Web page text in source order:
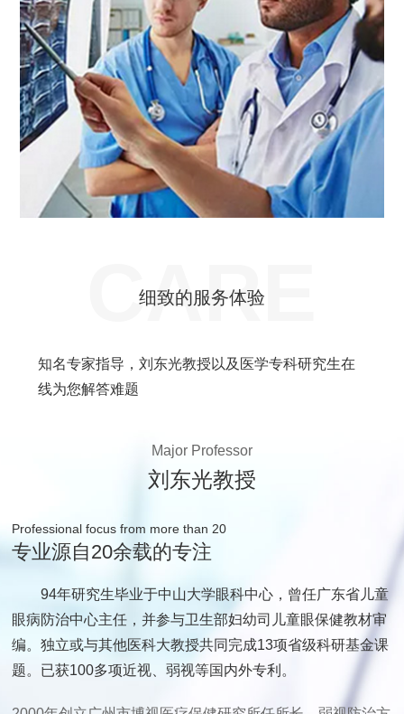
CARE
细致的服务体验
知名专家指导，刘东光教授以及医学专科研究生在
线为您解答难题
Major Professor
刘东光教授
Professional focus from more than 20
专业源自20余载的专注
94年研究生毕业于中山大学眼科中心，曾任广东省儿童
眼病防治中心主任，并参与卫生部妇幼司儿童眼保健教材审
编。独立或与其他医科大教授共同完成13项省级科研基金课
题。已获100多项近视、弱视等国内外专利。